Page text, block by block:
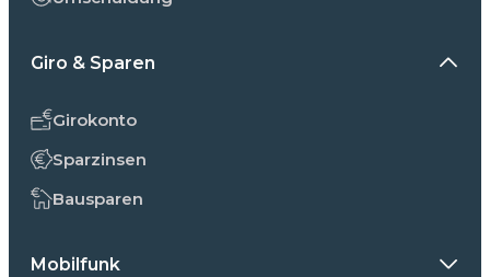
Giro & Sparen
Girokonto
Sparzinsen
Bausparen
Mobilfunk